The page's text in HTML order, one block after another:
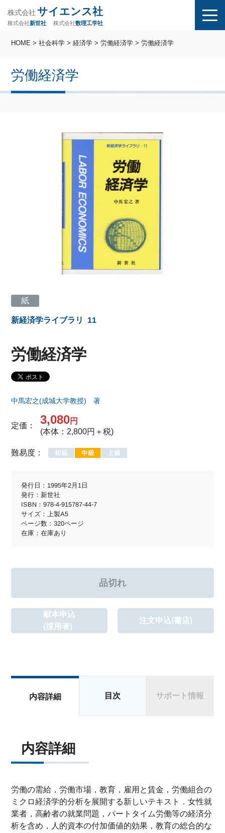
株式会社 サイエンス社
株式会社新世社 株式会社数理工学社
労働経済学
HOME >社会科学 >経済学 >労働経済学 > 労働経済学
紙
新経済学ライブラリ 11
労働経済学
中馬宏之(成城大学教授) 著
定価： 3,080円
(本体：2,800円＋税)
難易度：
発行日：1995年2月1日
発行：新世社
ISBN：978-4-915787-44-7
サイズ：上製A5
ページ数：320ページ
在庫：在庫あり
献本申込
(採用者)
注文申込(書店)
内容詳細 目次 サポート情報
内容詳細
労働の需給，労働市場，教育，雇用と賃金，労働組合の
ミクロ経済学的分析を展開する新しいテキスト．女性就
業者，高齢者の就業問題，パートタイム労働等の経済分
析を含め，人的資本の付加価値的効果，教育の総合的な